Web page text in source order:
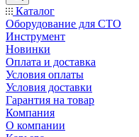
Каталог
Оборудование для СТО
Инструмент
Новинки
Оплата и доставка
Условия оплаты
Условия доставки
Гарантия на товар
Компания
О компании